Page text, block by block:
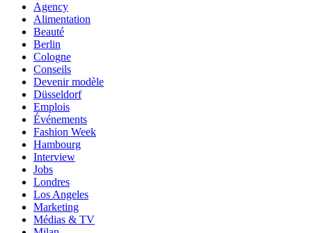
Agency
Alimentation
Beauté
Berlin
Cologne
Conseils
Devenir modèle
Düsseldorf
Emplois
Événements
Fashion Week
Hambourg
Interview
Jobs
Londres
Los Angeles
Marketing
Médias & TV